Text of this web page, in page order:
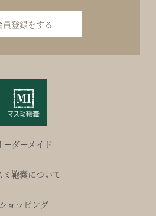
員登録をする
ーダーメイド
ミ鞄嚢について
ショッピング